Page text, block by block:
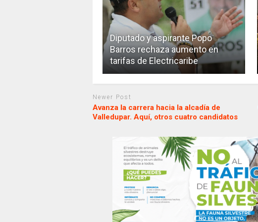
Diputado y aspirante Popo
Barros rechaza aumento en
tarifas de Electricaribe
Newer Post
Avanza la carrera hacia la alcadía de
Valledupar. Aquí, otros cuatro candidatos